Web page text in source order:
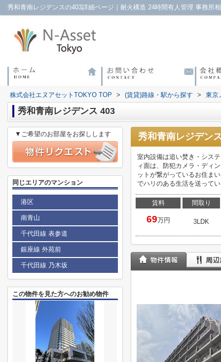
株式会社エヌアセットTOKYO TOP > (賃貸)路線・駅から探す > 東京
秀和青南レジデンス 403
秀和青南レジデン
室内設備は追い焚き・シス
ィ面は、防犯カメラ・ディ
ットが繋がっているお住ま
でハリのある生活を送って
賃料
69万円
間取り
3LDK
▼ご希望のお部屋をお探しします
同じエリアのマンション
港区
南青山
千代田線 表参道
銀座線 外苑前
千代田線 乃木坂
この物件を見た方へのお勧め物件